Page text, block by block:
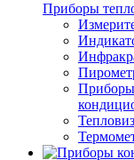
Приборы
Приборы